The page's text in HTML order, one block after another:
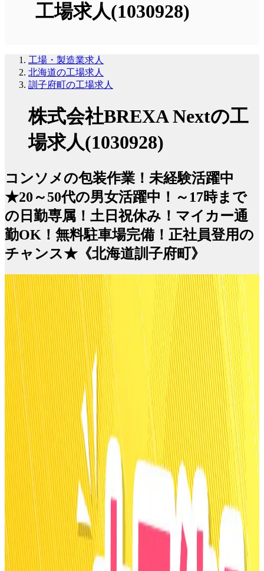
工場求人(1030928)
工場・製造業求人
北海道の工場求人
訓子府町の工場求人
株式会社BREXA Nextの工
場求人(1030928)
コンソメの包装作業！未経験活躍中
★20～50代の男女活躍中！～17時まで
の日勤専属！土日祝休み！マイカー通
勤OK！無料駐車場完備！正社員登用の
チャンス★《北海道訓子府町》